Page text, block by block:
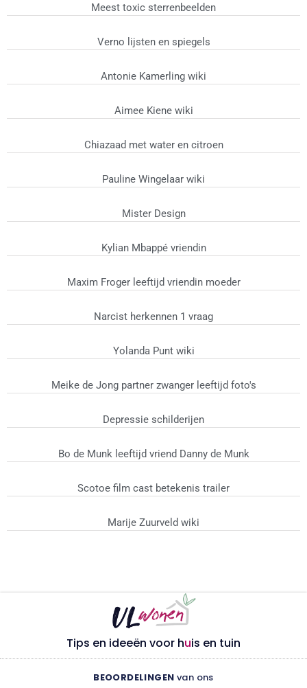
Meest toxic sterrenbeelden
Verno lijsten en spiegels
Antonie Kamerling wiki
Aimee Kiene wiki
Chiazaad met water en citroen
Pauline Wingelaar wiki
Mister Design
Kylian Mbappé vriendin
Maxim Froger leeftijd vriendin moeder
Narcist herkennen 1 vraag
Yolanda Punt wiki
Meike de Jong partner zwanger leeftijd foto's
Depressie schilderijen
Bo de Munk leeftijd vriend Danny de Munk
Scotoe film cast betekenis trailer
Marije Zuurveld wiki
Tips en ideeën voor huis en tuin
BEOORDELINGEN van ons